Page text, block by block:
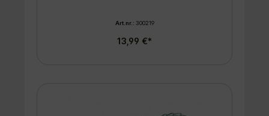
Art.nr.: 300219
13,99 €*